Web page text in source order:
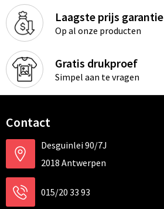
Laagste prijs garantie
Op al onze producten
Gratis drukproef
Simpel aan te vragen
Contact
Desguinlei 90/7J
2018 Antwerpen
015/20 33 93